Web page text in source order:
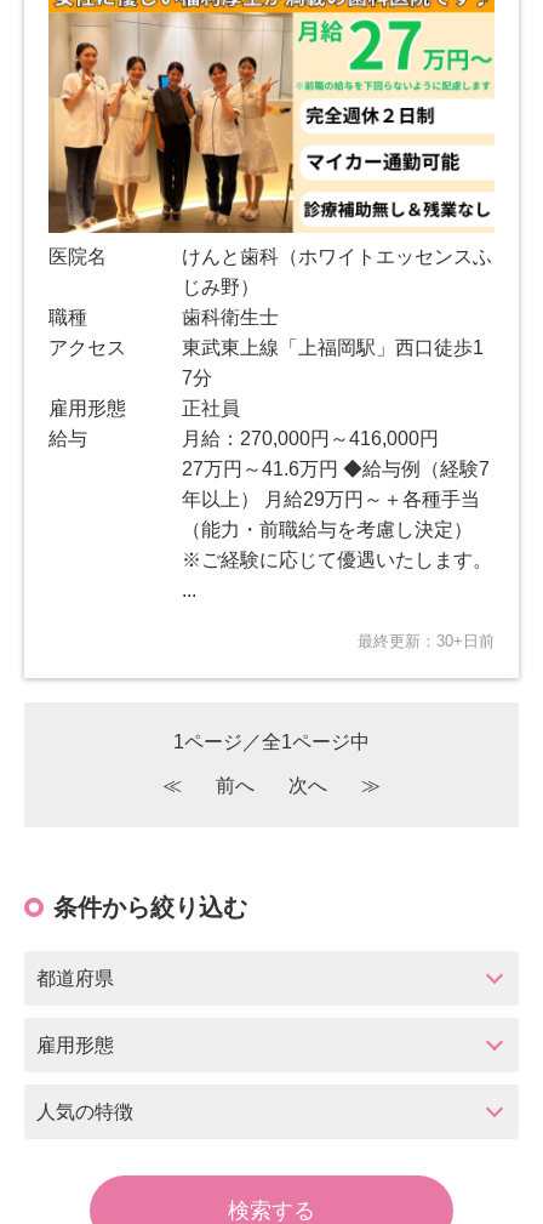
医院名
けんと歯科（ホワイトエッセンスふ
じみ野）
職種
歯科衛生士
アクセス
東武東上線「上福岡駅」西口徒歩1
7分
雇用形態
正社員
給与
月給：270,000円～416,000円
27万円～41.6万円 ◆給与例（経験7
年以上） 月給29万円～＋各種手当
（能力・前職給与を考慮し決定）
※ご経験に応じて優遇いたします。
...
最終更新：30+日前
1ページ／全1ページ中
≪ 前へ 次へ ≫
条件から絞り込む
都道府県
雇用形態
人気の特徴